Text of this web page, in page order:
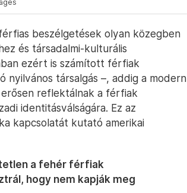
beszélgetések olyan közegben
és társadalmi-kulturális
ezért is számított férfiak
nyilvános társalgás –, addig a modern
reflektálnak a férfiak
identitásválságára. Ez az
kapcsolatát kutató amerikai
a fehér férfiak
hogy nem kapják meg